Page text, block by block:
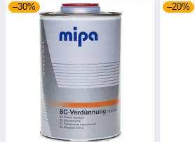
–30% –20%